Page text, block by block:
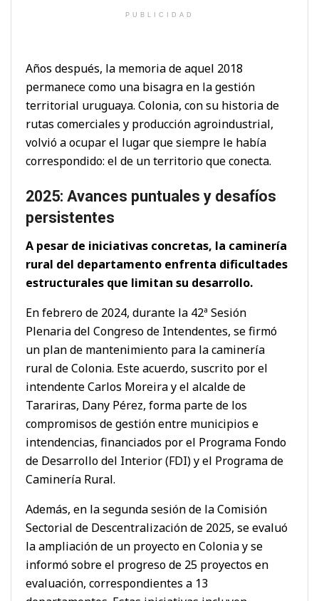
PUBLICIDAD
Años después, la memoria de aquel 2018
permanece como una bisagra en la gestión
territorial uruguaya. Colonia, con su historia de
rutas comerciales y producción agroindustrial,
volvió a ocupar el lugar que siempre le había
correspondido: el de un territorio que conecta.
2025: Avances puntuales y desafíos
persistentes
A pesar de iniciativas concretas, la caminería
rural del departamento enfrenta dificultades
estructurales que limitan su desarrollo.
En febrero de 2024, durante la 42ª Sesión
Plenaria del Congreso de Intendentes, se firmó
un plan de mantenimiento para la caminería
rural de Colonia. Este acuerdo, suscrito por el
intendente Carlos Moreira y el alcalde de
Tarariras, Dany Pérez, forma parte de los
compromisos de gestión entre municipios e
intendencias, financiados por el Programa Fondo
de Desarrollo del Interior (FDI) y el Programa de
Caminería Rural.
Además, en la segunda sesión de la Comisión
Sectorial de Descentralización de 2025, se evaluó
la ampliación de un proyecto en Colonia y se
informó sobre el progreso de 25 proyectos en
evaluación, correspondientes a 13